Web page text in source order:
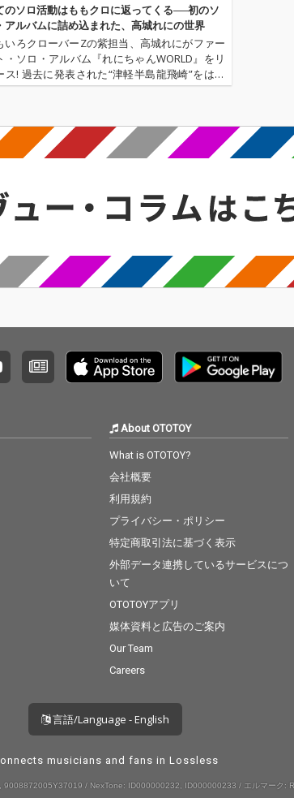
のソロ活動はももクロに返ってくる──初のソ
アルバムに詰め込まれた、高城れにの世界
いろクローバーZの紫担当、高城れにがファー
・ソロ・アルバム『れにちゃんWORLD』をリ
ス! 過去に発表された“津軽半島龍飛崎”をはじ
する既存曲12曲に、このアルバムのために書
About OTOTOY
What is OTOTOY?
会社概要
利用規約
プライバシー・ポリシー
特定商取引法に基づく表示
外部データ連携しているサービスにつ
いて
OTOTOYアプリ
媒体資料と広告のご案内
Our Team
Careers
言語/Language - English
musicians and fans in Lossless
/ NexTone: ID000000232, ID000000233 / エルマーク: